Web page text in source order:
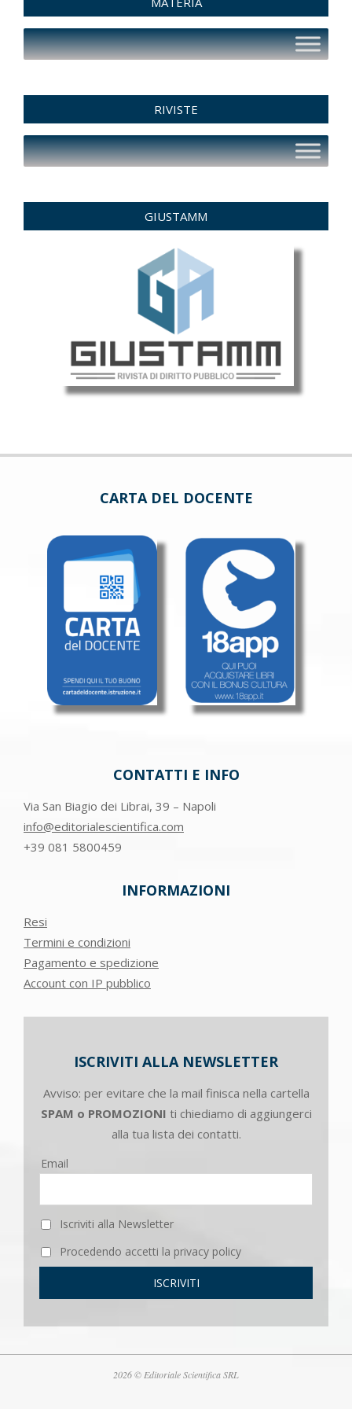
RIVISTE
GIUSTAMM
CARTA DEL DOCENTE
CONTATTI E INFO
Via San Biagio dei Librai, 39 – Napoli
info@editorialescientifica.com
+39 081 5800459
INFORMAZIONI
Resi
Termini e condizioni
Pagamento e spedizione
Account con IP pubblico
ISCRIVITI ALLA NEWSLETTER
Avviso: per evitare che la mail finisca nella cartella
SPAM o PROMOZIONI ti chiediamo di aggiungerci
alla tua lista dei contatti.
Email
Iscriviti alla Newsletter
Procedendo accetti la privacy policy
2026 © Editoriale Scientifica SRL